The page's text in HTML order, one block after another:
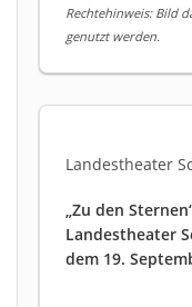
Rechtehinweis: Bild
genutzt werden.
Landestheater
„Zu den
Landestheater
dem 19.